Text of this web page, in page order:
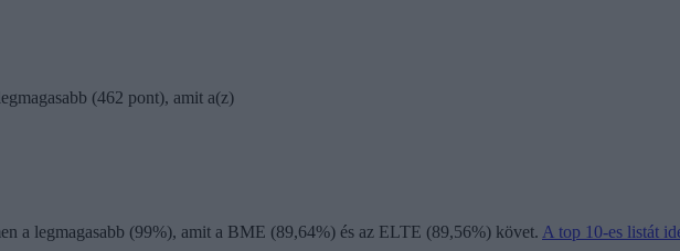
(462 pont), amit a(z)
a legmagasabb (99%), amit a BME (89,64%) és az ELTE (89,56%) követ. A top 10-es listát